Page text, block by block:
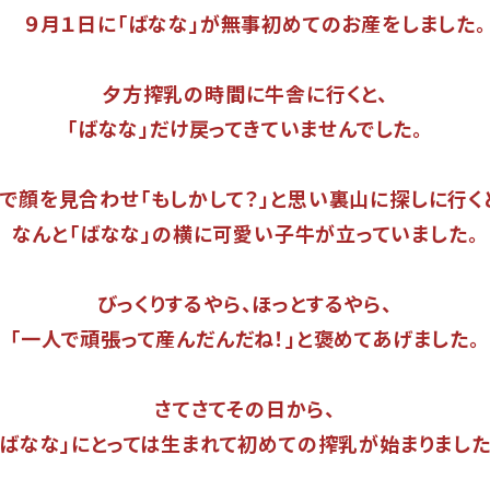
９月１日に「ばなな」が無事初めてのお産をしました。
夕方搾乳の時間に牛舎に行くと、
「ばなな」だけ戻ってきていませんでした。
顔を見合わせ「もしかして？」と思い裏山に探しに行く
なんと「ばなな」の横に可愛い子牛が立っていました。
びっくりするやら、ほっとするやら、
「一人で頑張って産んだんだね！」と褒めてあげました。
さてさてその日から、
ばなな」にとっては生まれて初めての搾乳が始まりました